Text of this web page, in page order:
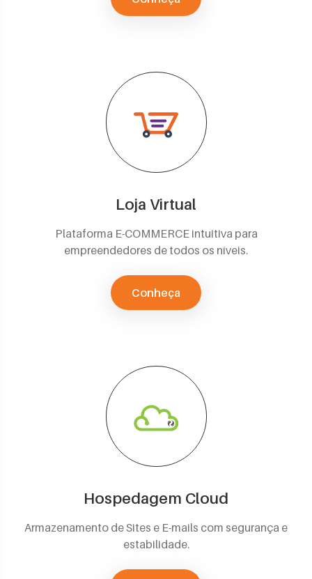
Loja Virtual
Plataforma E-COMMERCE intuitiva para
empreendedores de todos os níveis.
Conheça
Hospedagem Cloud
Armazenamento de Sites e E-mails com segurança e
estabilidade.